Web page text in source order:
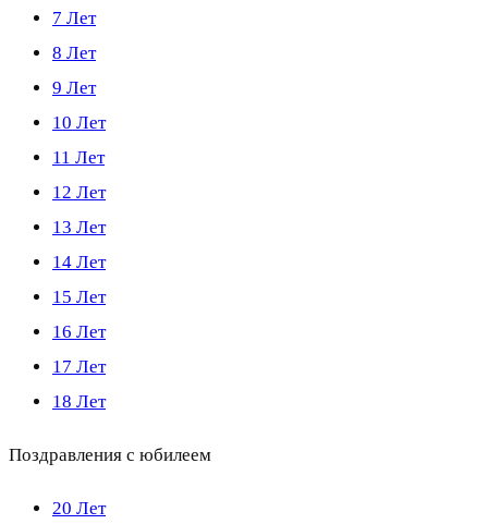
7 Лет
8 Лет
9 Лет
10 Лет
11 Лет
12 Лет
13 Лет
14 Лет
15 Лет
16 Лет
17 Лет
18 Лет
Поздравления с юбилеем
20 Лет